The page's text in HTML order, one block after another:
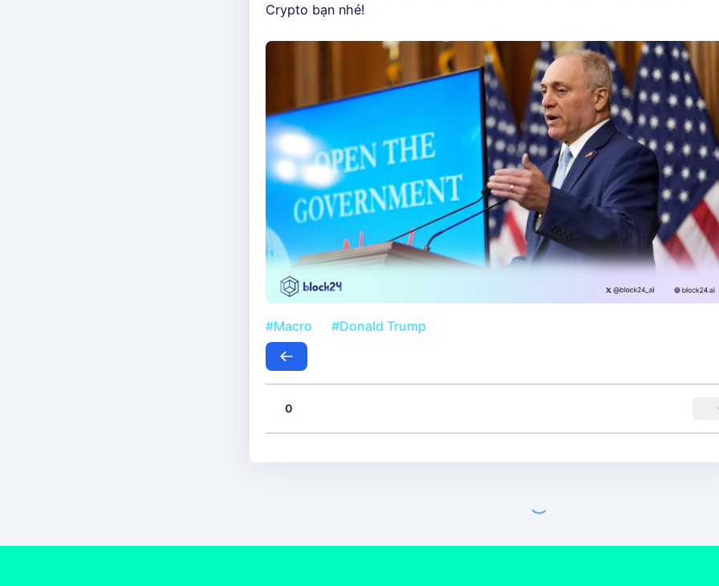
Crypto bạn nhé!
#Macro #Donald Trump
0